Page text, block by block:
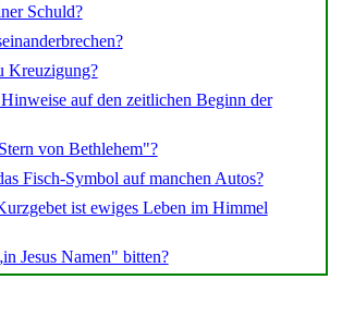
Schuld?
Kreuzigung?
auf den zeitlichen Beginn der
von Bethlehem"?
Fisch-Symbol auf manchen Autos?
ist ewiges Leben im Himmel
Jesus Namen" bitten?